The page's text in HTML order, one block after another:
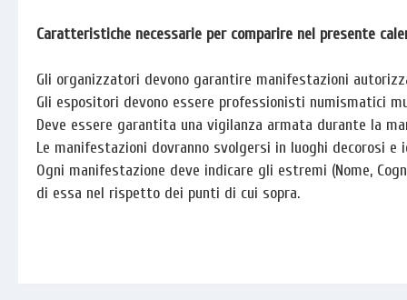
Caratteristiche necessarie per comparire nel presente
Gli organizzatori devono garantire manifestazioni
Gli espositori devono essere professionisti numismatici
Deve essere garantita una vigilanza armata durante la
Le manifestazioni dovranno svolgersi in luoghi decorosi e
Ogni manifestazione deve indicare gli estremi (Nome,
di essa nel rispetto dei punti di cui sopra.